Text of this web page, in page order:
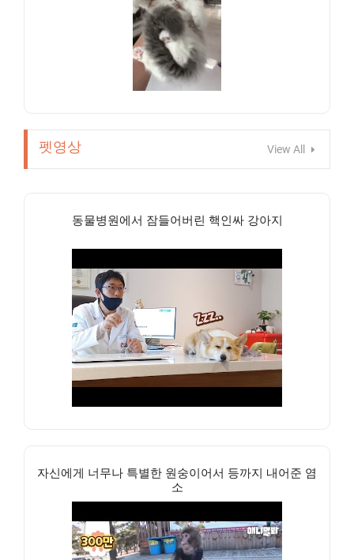
펫영상 View All
동물병원에서 잠들어버린 핵인싸 강아지
자신에게 너무나 특별한 원숭이어서 등까지 내어준 염
소